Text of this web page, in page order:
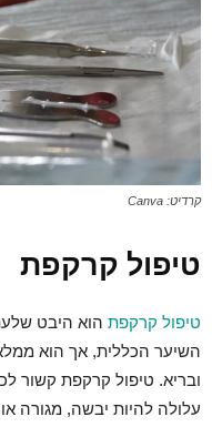
קרדיט: Canva
טיפול קרקפת
טיפול קרקפת הוא היבט
השיער הכללית, אך הוא
ובריא. טיפול קרקפת קשור
עלולה להיות יבשה, מגורה